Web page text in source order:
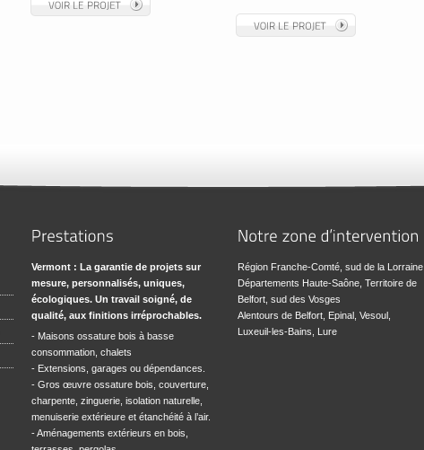
Vermont : La garantie de projets sur
mesure, personnalisés, uniques,
écologiques. Un travail soigné, de
qualité, aux finitions irréprochables.
- Maisons ossature bois à basse
consommation, chalets
- Extensions, garages ou dépendances.
- Gros œuvre ossature bois, couverture,
charpente, zinguerie, isolation naturelle,
menuiserie extérieure et étanchéité à l’air.
- Aménagements extérieurs en bois,
Région Franche-Comté, sud de la Lorraine
Départements Haute-Saône, Territoire de
Belfort, sud des Vosges
Alentours de Belfort, Epinal, Vesoul,
Luxeuil-les-Bains, Lure